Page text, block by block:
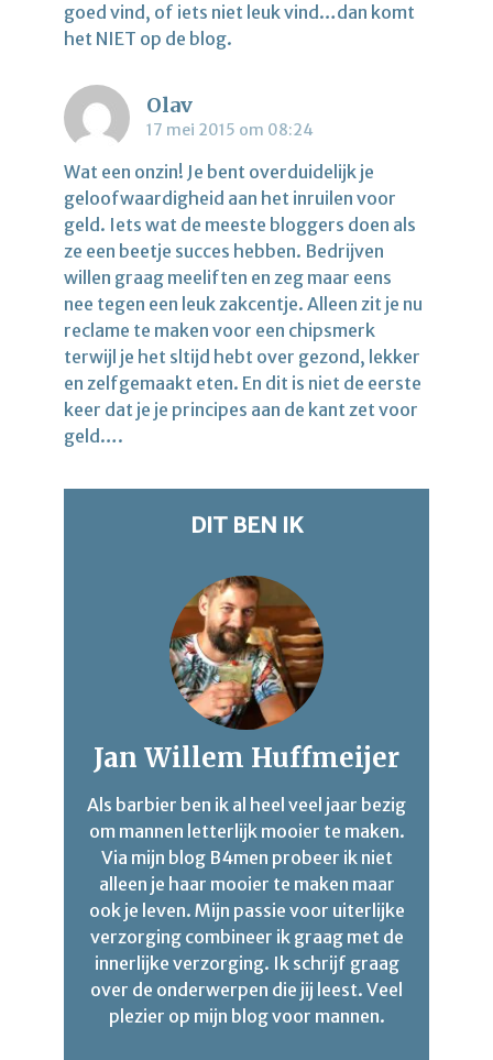
goed vind, of iets niet leuk vind…dan komt
het NIET op de blog.
Olav
17 mei 2015 om 08:24
Wat een onzin! Je bent overduidelijk je
geloofwaardigheid aan het inruilen voor
geld. Iets wat de meeste bloggers doen als
ze een beetje succes hebben. Bedrijven
willen graag meeliften en zeg maar eens
nee tegen een leuk zakcentje. Alleen zit je nu
reclame te maken voor een chipsmerk
terwijl je het sltijd hebt over gezond, lekker
en zelfgemaakt eten. En dit is niet de eerste
keer dat je je principes aan de kant zet voor
geld….
DIT BEN IK
Jan Willem Huffmeijer
Als barbier ben ik al heel veel jaar bezig
om mannen letterlijk mooier te maken.
Via mijn blog B4men probeer ik niet
alleen je haar mooier te maken maar
ook je leven. Mijn passie voor uiterlijke
verzorging combineer ik graag met de
innerlijke verzorging. Ik schrijf graag
over de onderwerpen die jij leest. Veel
plezier op mijn blog voor mannen.